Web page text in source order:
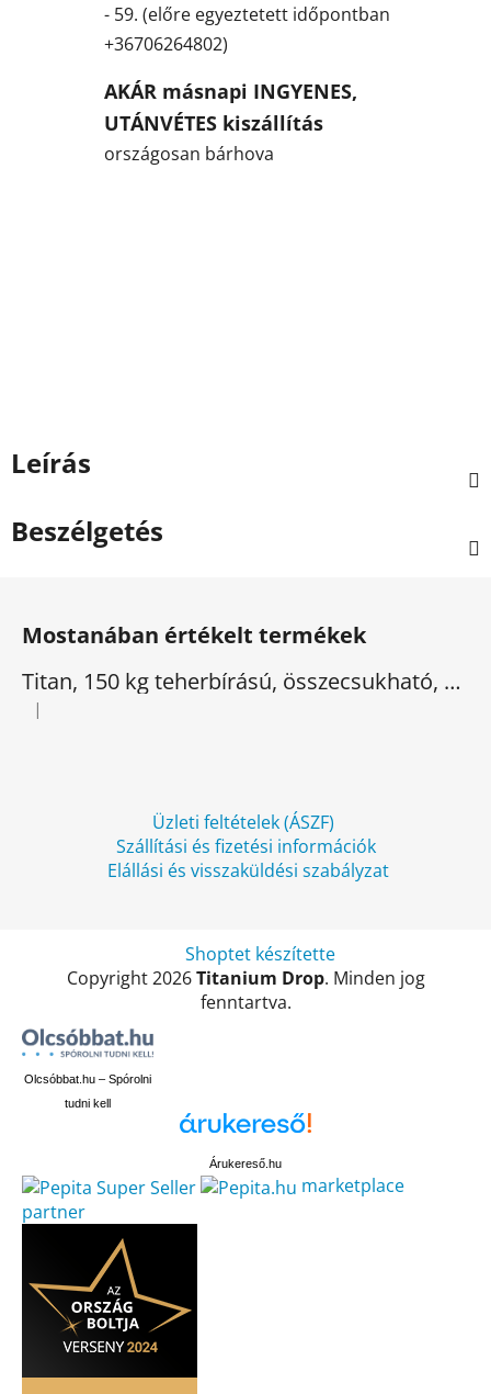
- 59. (előre egyeztetett időpontban
+36706264802)
AKÁR másnapi INGYENES,
UTÁNVÉTES kiszállítás
országosan bárhova
Leírás
Beszélgetés
Mostanában értékelt termékek
Titan, 150 kg teherbírású, összecsukható, elektromos háromkerekű
A termék értékelése 5-ből 5 csillag.
|
Üzleti feltételek (ÁSZF)
Szállítási és fizetési információk
Elállási és visszaküldési szabályzat
Shoptet készítette
Copyright 2026Titanium Drop. Minden jog
fenntartva.
Olcsóbbat.hu – Spórolni
tudni kell
Árukereső.hu
marketplace
partner